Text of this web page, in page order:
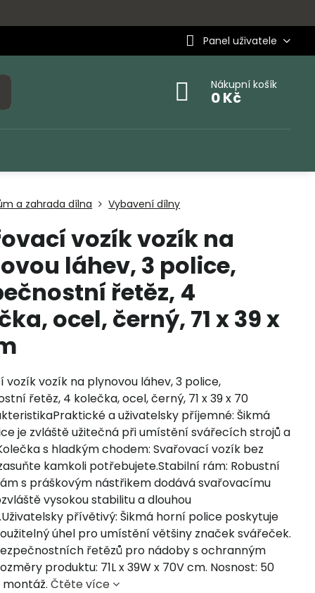
Panel uživatele
Nákupní košík
0 Kč
a zahrada dílna Vybavení dílny
vozík vozík na
láhev, 3 police,
řetěz, 4
ocel, černý, 71 x 39 x
vozík vozík na plynovou láhev, 3 police,
řetěz, 4 kolečka, ocel, černý, 71 x 39 x 70
a uživatelsky příjemné: Šikmá
je zvláště užitečná při umístění svářecích strojů a
s hladkým chodem: Svařovací vozík bez
kamkoli potřebujete.Stabilní rám: Robustní
s práškovým nástřikem dodává svařovacímu
vysokou stabilitu a dlouhou
přívětivý: Šikmá horní police poskytuje
úhel pro umístění většiny značek svářeček.
řetězů pro nádoby s ochranným
produktu: 71L x 39W x 70V cm. Nosnost: 50
montáž.Čtěte více